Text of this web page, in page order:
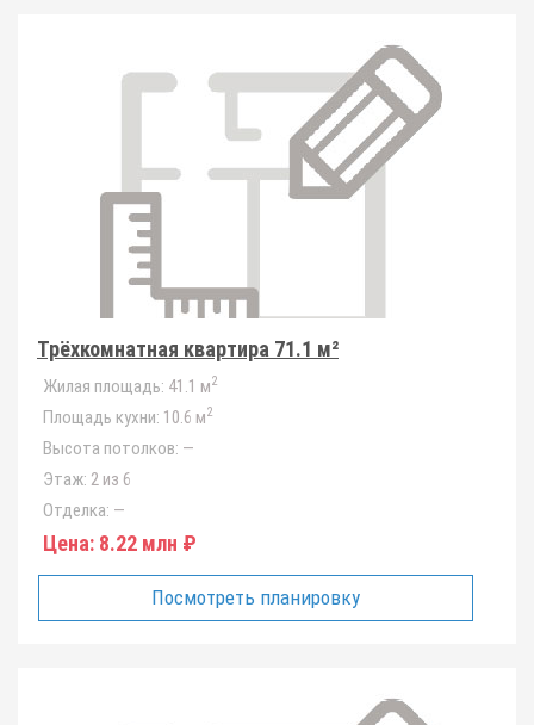
Трёхкомнатная квартира 71.1 м²
Жилая площадь: 41.1 м2
Площадь кухни: 10.6 м2
Высота потолков: —
Этаж: 2 из 6
Отделка: —
Цена: 8.22 млн ₽
Посмотреть планировку